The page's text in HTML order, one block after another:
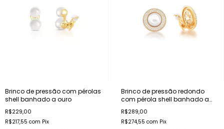
Brinco de pressão com pérolas
shell banhado a ouro
R$229,00
R$217,55 com Pix
Brinco de pressão redondo
com pérola shell banhado a
ouro
R$289,00
R$274,55 com Pix